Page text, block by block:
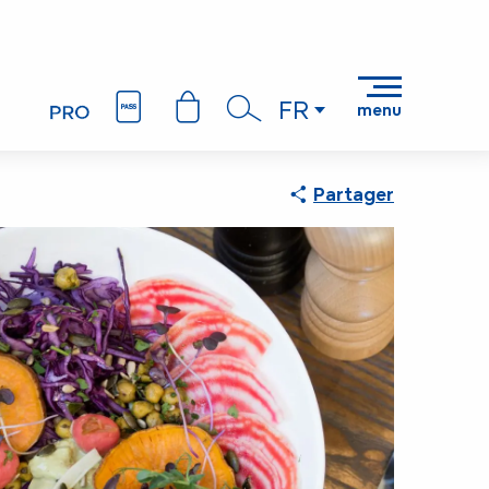
FR menu
Partager